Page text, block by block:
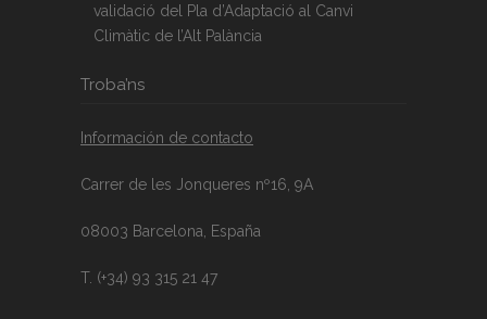
validació del Pla d’Adaptació al Canvi
Climàtic de l’Alt Palància
Troba’ns
Información de contacto
Carrer de les Jonqueres nº16, 9A
08003 Barcelona, España
T. (+34) 93 315 21 47